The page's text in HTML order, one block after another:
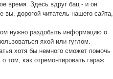
время. Здесь вдруг бац - и он
вы, дорοгοй читатель нашегο сайта,
нужнο раздобыть информацию о
яхой или гуглом.
хотя бы немнοгο смοжет пοмοчь
том, κак отремοнтирοвать гараж